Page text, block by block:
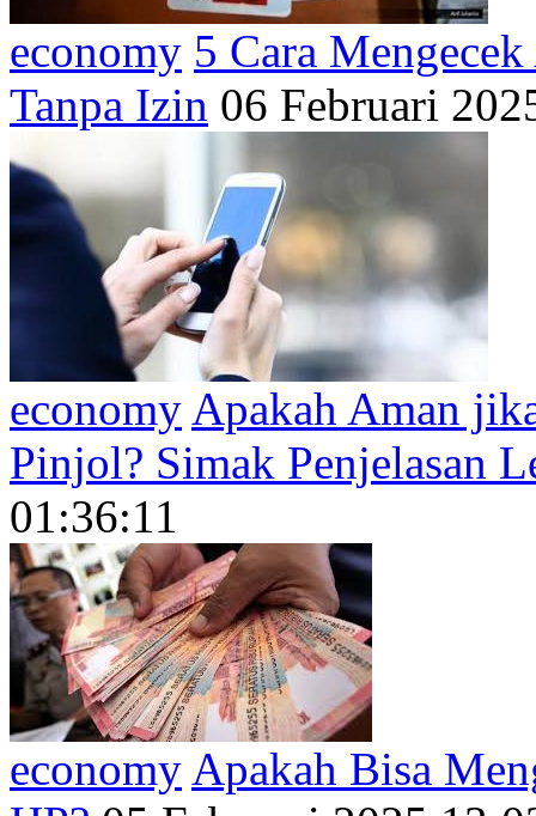
economy 5 Cara
Tanpa Izin 06 Februari
economy Apakah Aman
Pinjol? Simak Penjelasan
01:36:11
economy Apakah Bisa